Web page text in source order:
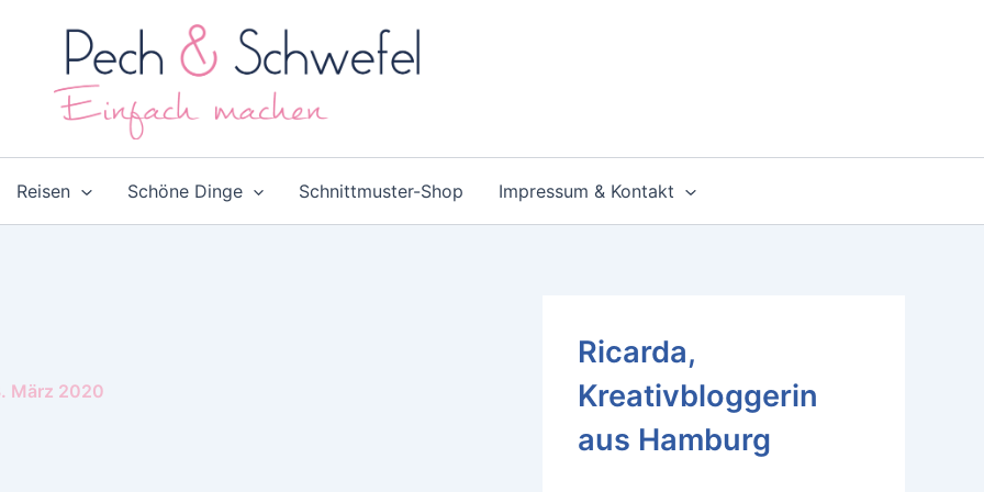
Reisen Schöne Dinge Schnittmuster-Shop Impressum & Kontakt
März 2020
Ricarda,
Kreativbloggerin
aus Hamburg